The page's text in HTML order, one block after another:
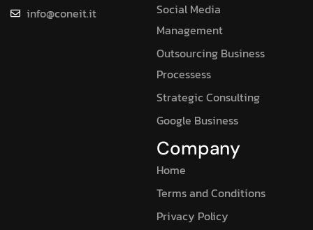
info@coneit.it
Social Media
Management
Outsourcing Business
Processess
Strategic Consulting
Google Business
Company
Home
Terms and Conditions
Privacy Policy